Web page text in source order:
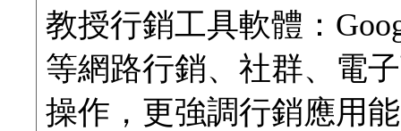
教授行銷工具軟體：
等網路行銷、社群、電
操作，更強調行銷應用